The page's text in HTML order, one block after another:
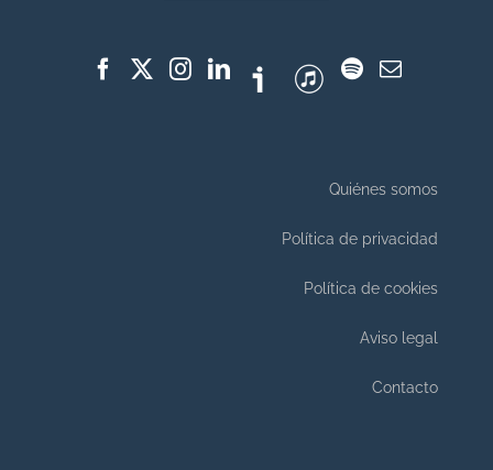
Quiénes somos
Política de privacidad
Política de cookies
Aviso legal
Contacto